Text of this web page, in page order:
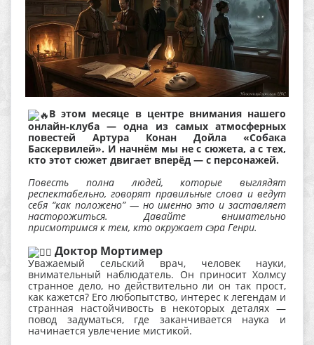
В этом месяце в центре внимания нашего
онлайн‑клуба — одна из самых атмосферных
повестей Артура Конан Дойла «Собака
Баскервилей». И начнём мы не с сюжета, а с тех,
кто этот сюжет двигает вперёд — с персонажей.
Повесть полна людей, которые выглядят
респектабельно, говорят правильные слова и ведут
себя “как положено” — но именно это и заставляет
насторожиться. Давайте внимательно
присмотримся к тем, кто окружает сэра Генри.
Доктор Мортимер
Уважаемый сельский врач, человек науки,
внимательный наблюдатель. Он приносит Холмсу
странное дело, но действительно ли он так прост,
как кажется? Его любопытство, интерес к легендам и
странная настойчивость в некоторых деталях —
повод задуматься, где заканчивается наука и
начинается увлечение мистикой.